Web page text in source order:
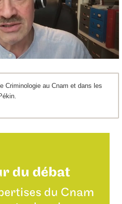
Criminologie au Cnam et dans les